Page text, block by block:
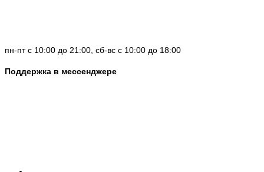
пн-пт с 10:00 до 21:00, сб-вс с 10:00 до 18:00
Поддержка в мессенджере